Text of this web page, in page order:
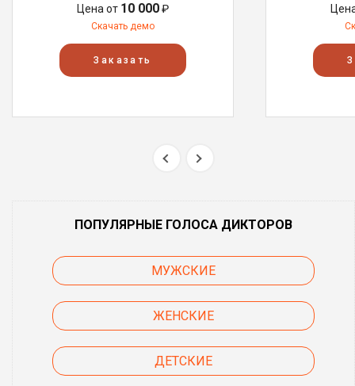
Цена от 10 000₽
Скачать демо
Заказать
ПОПУЛЯРНЫЕ ГОЛОСА ДИКТОРОВ
МУЖСКИЕ
ЖЕНСКИЕ
ДЕТСКИЕ